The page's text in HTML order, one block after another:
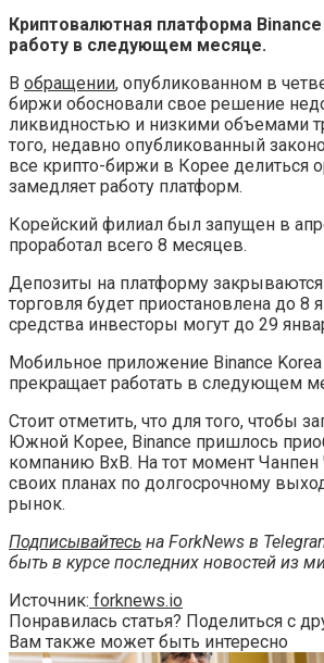
Криптовалютная платформа
работу в следующем месяце.
В обращении, опубликованном в
биржи обосновали свое решение
ликвидностью и низкими объемами
того, недавно опубликованный
все крипто-биржи в Корее делиться
замедляет работу платформ.
Корейский филиал был запущен в
проработал всего 8 месяцев.
Депозиты на платформу закрываются
торговля будет приостановлена до 8
средства инвесторы могут до 29
Мобильное приложение Binance
прекращает работать в следующем
Стоит отметить, что для того, чтобы
Южной Корее, Binance пришлось
компанию BxB. На тот момент Чанпен
своих планах по долгосрочному
рынок.
Подписывайтесь на ForkNews в
быть в курсе последних новостей из
Источник: forknews.io
Понравилась статья? Поделиться с
Вам также может быть интересно